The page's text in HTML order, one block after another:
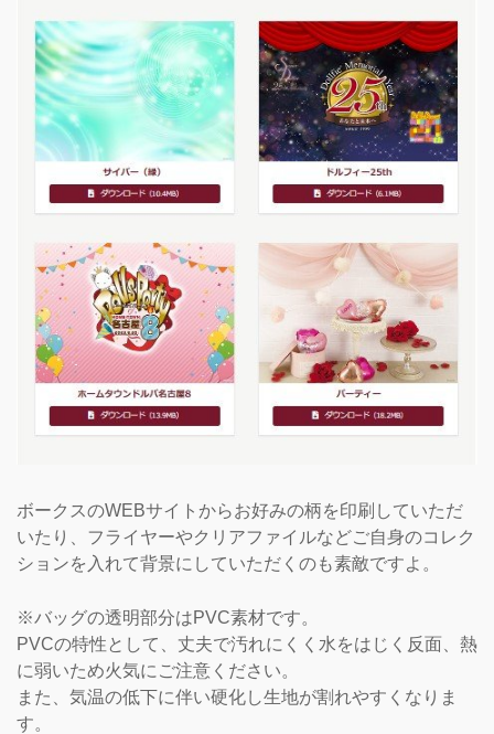
ボークスのWEBサイトからお好みの柄を印刷していただ
いたり、フライヤーやクリアファイルなどご自身のコレク
ションを入れて背景にしていただくのも素敵ですよ。
※バッグの透明部分はPVC素材です。
PVCの特性として、丈夫で汚れにくく水をはじく反面、熱
に弱いため火気にご注意ください。
また、気温の低下に伴い硬化し生地が割れやすくなりま
す。